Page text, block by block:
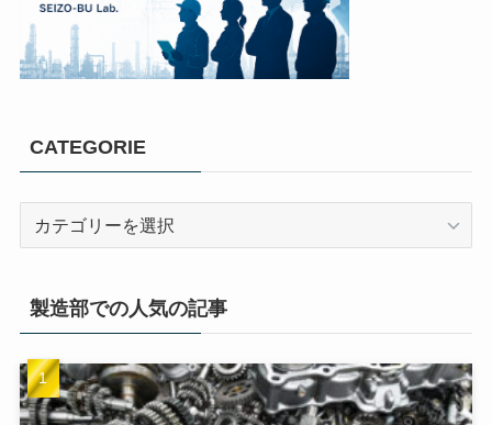
CATEGORIE
製造部での人気の記事